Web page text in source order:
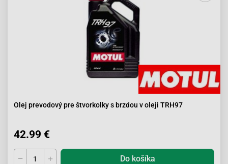
Olej prevodový pre štvorkolky s brzdou v oleji TRH97
42.99 €
Do košíka